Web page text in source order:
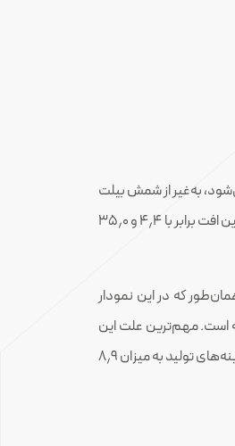
می‌شود، به‌غیر از شمش بیلت
که با افزایش تقریبا ۲ برابری مواجه بود، سایر محصولات در این ماه نسبت به سال گذشته افت تولید را تجربه کردند؛ به‌طوری که برای شمش خالص و شمش آلیاژی، به‌ترتیب این افت برابر با ۴٫۴ و ۳۵٫۰
و ۱۳۹۶ نشان داده شده است. همان‌طور که در این نمودار
است. مهم‌ترین علت این
و آندهای کربنی مرتبط دانست. این مقدار از افزایش قیمت منجر به افزایش هزینه‌های تولید به میزان ۸٫۹